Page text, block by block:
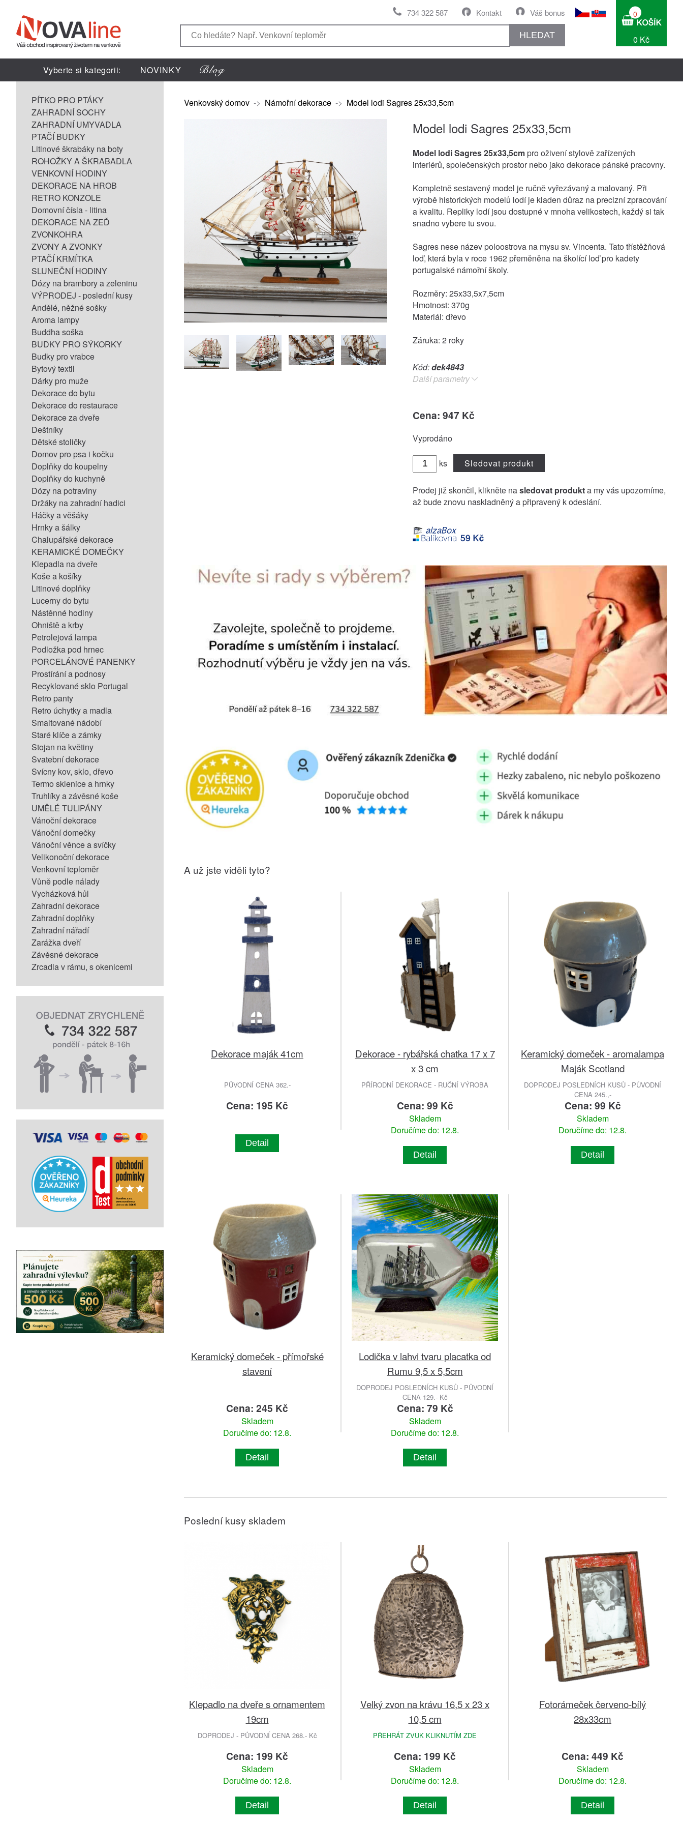
Váš bonus
Kontakt
734 322 587
HLEDAT
0
0 Kč
Vyberte si kategorii: NOVINKY
PÍTKO PRO PTÁKY
ZAHRADNÍ SOCHY
ZAHRADNÍ UMYVADLA
PTAČÍ BUDKY
Litinové škrabáky na boty
ROHOŽKY A ŠKRABADLA
VENKOVNÍ HODINY
DEKORACE NA HROB
RETRO KONZOLE
Domovní čísla - litina
DEKORACE NA ZEĎ
ZVONKOHRA
ZVONY A ZVONKY
PTAČÍ KRMÍTKA
SLUNEČNÍ HODINY
Dózy na brambory a zeleninu
VÝPRODEJ - poslední kusy
Andělé, něžné sošky
Aroma lampy
Buddha soška
BUDKY PRO SÝKORKY
Budky pro vrabce
Bytový textil
Dárky pro muže
Dekorace do bytu
Dekorace do restaurace
Dekorace za dveře
Deštníky
Dětské stoličky
Domov pro psa i kočku
Doplňky do koupelny
Doplňky do kuchyně
Dózy na potraviny
Držáky na zahradní hadici
Háčky a věšáky
Hrnky a šálky
Chalupářské dekorace
KERAMICKÉ DOMEČKY
Klepadla na dveře
Koše a košíky
Litinové doplňky
Lucerny do bytu
Nástěnné hodiny
Ohniště a krby
Petrolejová lampa
Podložka pod hrnec
PORCELÁNOVÉ PANENKY
Prostírání a podnosy
Recyklované sklo Portugal
Retro panty
Retro úchytky a madla
Smaltované nádobí
Staré klíče a zámky
Stojan na květiny
Svatební dekorace
Svícny kov, sklo, dřevo
Termo sklenice a hrnky
Truhlíky a závěsné koše
UMĚLÉ TULIPÁNY
Vánoční dekorace
Vánoční domečky
Vánoční věnce a svíčky
Velikonoční dekorace
Venkovní teploměr
Vůně podle nálady
Vycházková hůl
Zahradní dekorace
Zahradní doplňky
Zahradní nářadí
Zarážka dveří
Závěsné dekorace
Zrcadla v rámu, s okenicemi
Venkovský domov -> Námořní dekorace -> Model lodi Sagres 25x33,5cm
Model lodi Sagres 25x33,5cm
Model lodi Sagres 25x33,5cmpro oživení stylově zařízených
interiérů, společenských prostor nebo jako dekorace pánské pracovny.
Kompletně sestavený model je ručně vyřezávaný a malovaný. Při
výrobě historických modelů lodí je kladen důraz na precizní zpracování
a kvalitu. Repliky lodí jsou dostupné v mnoha velikostech, každý si tak
snadno vybere tu svou.
Sagres nese název poloostrova na mysu sv. Vincenta. Tato třístěžňová
loď, která byla v roce 1962 přeměněna na školící loď pro kadety
portugalské námořní školy.
Rozměry: 25x33,5x7,5cm
Hmotnost: 370g
Materiál: dřevo
Záruka: 2 roky
Kód:dek4843
Další parametry
Cena: 947 Kč
Vyprodáno
ks Sledovat produkt
Prodej již skončil, klikněte nasledovat produkta my vás upozorníme,
až bude znovu naskladněný a připravený k odeslání.
A už jste viděli tyto?
Dekorace maják 41cm
PŮVODNÍ CENA 362.-
Cena: 195 Kč
Detail
Dekorace - rybářská chatka 17 x 7
x 3 cm
PŘÍRODNÍ DEKORACE - RUČNÍ VÝROBA
Cena: 99 Kč
Skladem
Doručíme do: 12.8.
Detail
Keramický domeček - aromalampa
Maják Scotland
DOPRODEJ POSLEDNÍCH KUSŮ - PŮVODNÍ
CENA 245.,-
Cena: 99 Kč
Skladem
Doručíme do: 12.8.
Detail
Keramický domeček - přímořské
stavení
Cena: 245 Kč
Skladem
Doručíme do: 12.8.
Detail
Lodička v lahvi tvaru placatka od
Rumu 9,5 x 5,5cm
DOPRODEJ POSLEDNÍCH KUSŮ - PŮVODNÍ
CENA 129.- Kč
Cena: 79 Kč
Skladem
Doručíme do: 12.8.
Detail
Poslední kusy skladem
Klepadlo na dveře s ornamentem
19cm
DOPRODEJ - PŮVODNÍ CENA 268.- Kč
Cena: 199 Kč
Skladem
Doručíme do: 12.8.
Detail
Velký zvon na krávu 16,5 x 23 x
10,5 cm
PŘEHRÁT ZVUK KLIKNUTÍM ZDE
Cena: 199 Kč
Skladem
Doručíme do: 12.8.
Detail
Fotorámeček červeno-bílý
28x33cm
Cena: 449 Kč
Skladem
Doručíme do: 12.8.
Detail